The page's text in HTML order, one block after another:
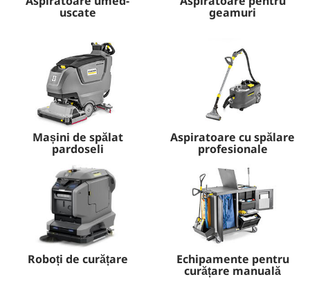
uscate geamuri
Mașini de spălat
pardoseli
Aspiratoare cu spălare
profesionale
Roboți de curățare Echipamente pentru
curățare manuală